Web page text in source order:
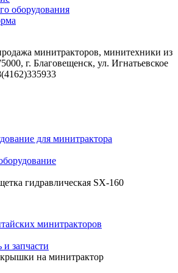
оборудования
минитракторов, минитехники из
г. Благовещенск, ул. Игнатьевское
для минитрактора
гидравлическая SX-160
минитракторов
и запчасти
на минитрактор